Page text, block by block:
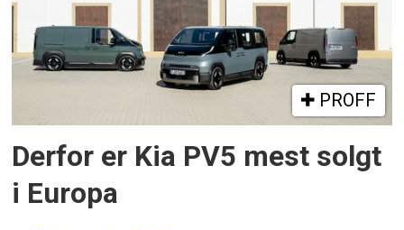
PROFF
Derfor er Kia PV5 mest solgt
i Europa